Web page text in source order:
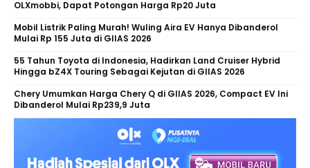
OLXmobbi, Dapat Potongan Harga Rp20 Juta
Mobil Listrik Paling Murah! Wuling Aira EV Hanya Dibanderol
Mulai Rp 155 Juta di GIIAS 2026
55 Tahun Toyota di Indonesia, Hadirkan Land Cruiser Hybrid
Hingga bZ4X Touring Sebagai Kejutan di GIIAS 2026
Chery Umumkan Harga Chery Q di GIIAS 2026, Compact EV Ini
Dibanderol Mulai Rp239,9 Juta